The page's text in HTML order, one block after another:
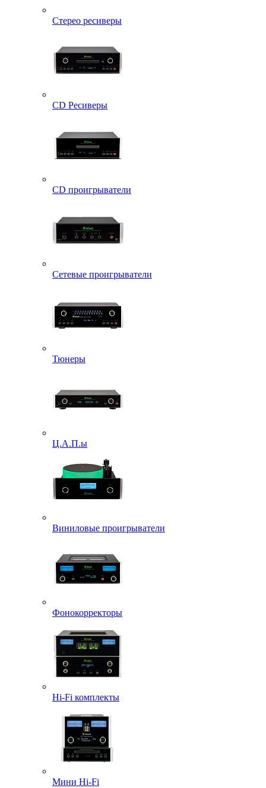
Стерео ресиверы
CD Ресиверы
CD проигрыватели
Сетевые проигрыватели
Тюнеры
Ц.А.П.ы
Виниловые проигрыватели
Фонокорректоры
Hi-Fi комплекты
Мини Hi-Fi